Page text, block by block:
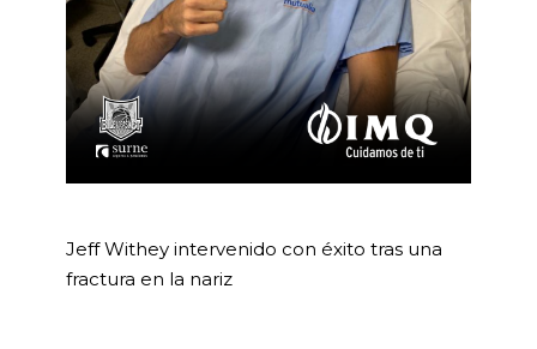
Jeff Withey intervenido con éxito tras una
fractura en la nariz